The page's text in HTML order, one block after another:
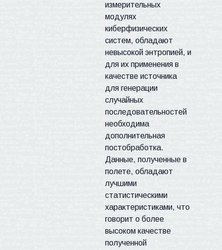
измерительных
модулях
киберфизических
систем, обладают
невысокой энтропией, и
для их применения в
качестве источника
для генерации
случайных
последовательностей
необходима
дополнительная
постобработка.
Данные, полученные в
полете, обладают
лучшими
статистическими
характеристиками, что
говорит о более
высоком качестве
полученной